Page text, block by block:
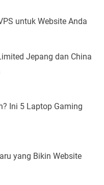
untuk Website Anda
Jepang dan China
Ini 5 Laptop Gaming
yang Bikin Website